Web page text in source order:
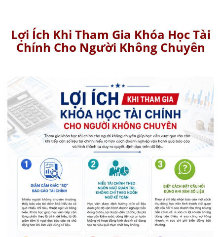
Lợi Ích Khi Tham Gia Khóa Học Tài
Chính Cho Người Không Chuyên